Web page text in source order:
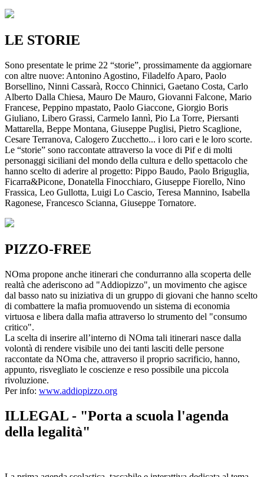
LE STORIE
Sono presentate le prime 22 “storie”, prossimamente da aggiornare
con altre nuove: Antonino Agostino, Filadelfo Aparo, Paolo
Borsellino, Ninni Cassarà, Rocco Chinnici, Gaetano Costa, Carlo
Alberto Dalla Chiesa, Mauro De Mauro, Giovanni Falcone, Mario
Francese, Peppino mpastato, Paolo Giaccone, Giorgio Boris
Giuliano, Libero Grassi, Carmelo Iannì, Pio La Torre, Piersanti
Mattarella, Beppe Montana, Giuseppe Puglisi, Pietro Scaglione,
Cesare Terranova, Calogero Zucchetto... i loro cari e le loro scorte.
Le “storie” sono raccontate attraverso la voce di Pif e di molti
personaggi siciliani del mondo della cultura e dello spettacolo che
hanno scelto di aderire al progetto: Pippo Baudo, Paolo Briguglia,
Ficarra&Picone, Donatella Finocchiaro, Giuseppe Fiorello, Nino
Frassica, Leo Gullotta, Luigi Lo Cascio, Teresa Mannino, Isabella
Ragonese, Francesco Scianna, Giuseppe Tornatore.
PIZZO-FREE
NOma propone anche itinerari che condurranno alla scoperta delle
realtà che aderiscono ad "Addiopizzo", un movimento che agisce
dal basso nato su iniziativa di un gruppo di giovani che hanno scelto
di combattere la mafia promuovendo un sistema di economia
virtuosa e libera dalla mafia attraverso lo strumento del "consumo
critico".
La scelta di inserire all’interno di NOma tali itinerari nasce dalla
volontà di rendere visibile uno dei tanti lasciti delle persone
raccontate da NOma che, attraverso il proprio sacrificio, hanno,
appunto, risvegliato le coscienze e reso possibile una piccola
rivoluzione.
Per info: www.addiopizzo.org
ILLEGAL - "Porta a scuola l'agenda
della legalità"